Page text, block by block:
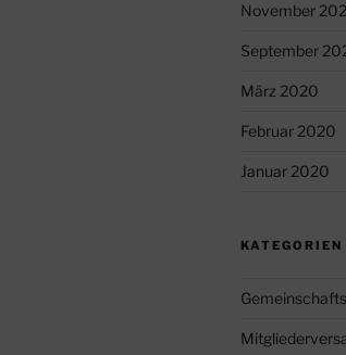
November
September
März 2020
Februar 2020
Januar 2020
KATEGORIEN